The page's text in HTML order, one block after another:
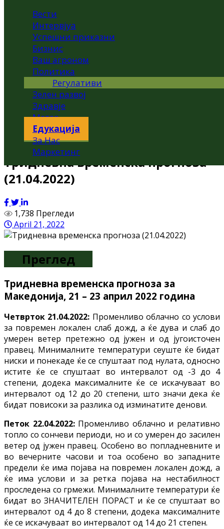
Вести
Интервјуа
Успешни приказни
Бизнис
Ваш агроном
Политика
Регулативи
Зелен развој
Здравје
Метео
Едукација
За Нас
Маркетинг
Тридневна временска прогноза
(21.04.2022)
1,738 Прегледи
April 21, 2022
Преглед
Тридневна временска прогноза за
Македонија, 21 – 23 април 2022 година
Четврток 21.04.2022: Променливо облачно со услови
за повремен локален слаб дожд, а ќе дува и слаб до
умерен ветер претежно од јужен и од југоисточен
правец. Минималните температури сеуште ќе бидат
ниски и понекаде ќе се спуштаат под нулата, односно
истите ќе се спуштаат во интервалот од -3 до 4
степени, додека максималните ќе се искачуваат во
интервалот од 12 до 20 степени, што значи дека ќе
бидат повисоки за разлика од изминатите денови.
Петок 22.04.2022: Променливо облачно и релативно
топло со сончеви периоди, но и со умерен до засилен
ветер од јужен правец. Особено во попладневните и
во вечерните часови и тоа особено во западните
предели ќе има појава на повремен локален дожд, а
ќе има услови и за ретка појава на нестабилност
проследена со грмежи. Минималните температури ќе
бидат во ЗНАЧИТЕЛЕН ПОРАСТ и ќе се спуштаат во
интервалот од 4 до 8 степени, додека максималните
ќе се искачуваат во интервалот од 14 до 21 степен.